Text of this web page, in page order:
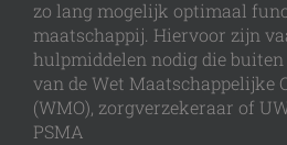
zo lang mogelijk optimaal
maatschappij. Hiervoor zijn
hulpmiddelen nodig die
van de Wet Maatschappelijke
(WMO), zorgverzekeraar of
PSMA